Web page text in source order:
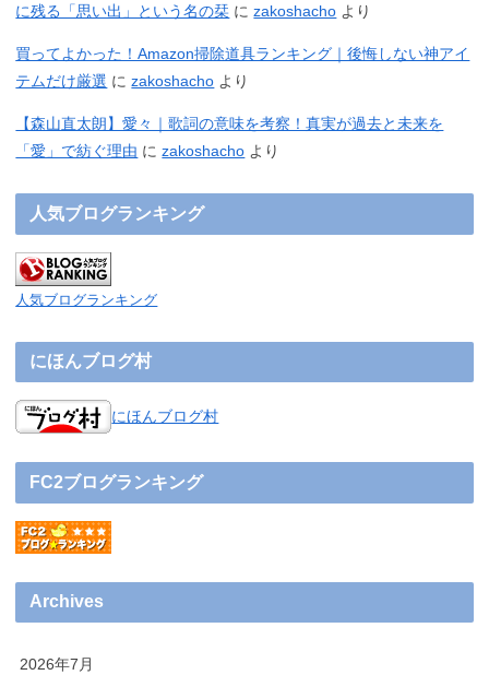
に残る「思い出」という名の栞 にzakoshacho より
買ってよかった！Amazon掃除道具ランキング｜後悔しない神アイ
テムだけ厳選 にzakoshacho より
【森山直太朗】愛々｜歌詞の意味を考察！真実が過去と未来を
「愛」で紡ぐ理由 にzakoshacho より
人気ブログランキング
人気ブログランキング
にほんブログ村
にほんブログ村
FC2ブログランキング
Archives
2026年7月